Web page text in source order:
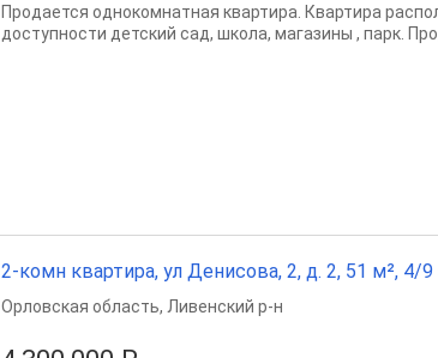
Продается однокомнатная квартира. Квартира
доступности детский сад, школа, магазины , парк.
2-комн квартира, ул Денисова, 2, д. 2, 51 м², 4/9
Орловская область, Ливенский р-н